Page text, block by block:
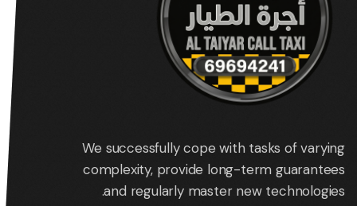
We successfully cope with tasks of varying
complexity, provide long-term guarantees
and regularly master new technologies.